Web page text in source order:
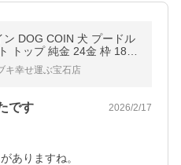
ン DOG COIN 犬 プードル
トップ 純金 24金 枠 18金
キ幸せ運ぶ宝石店
です 2026/2/17
ありますね。